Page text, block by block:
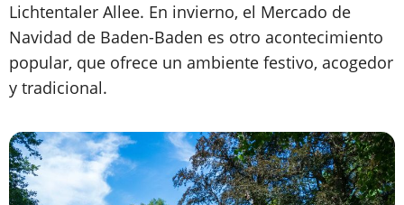
Lichtentaler Allee. En invierno, el Mercado de
Navidad de Baden-Baden es otro acontecimiento
popular, que ofrece un ambiente festivo, acogedor
y tradicional.